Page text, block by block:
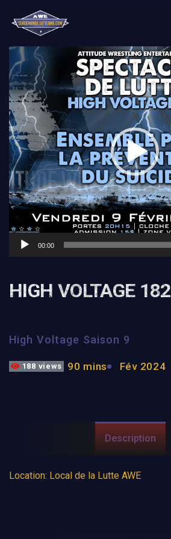
Lecteur
vidéo
00:00
HIGH VOLTAGE 182
High Voltage Saison 9
188 views 90 mins Fév 2024
Description
Location: Local de la Lutte AWE